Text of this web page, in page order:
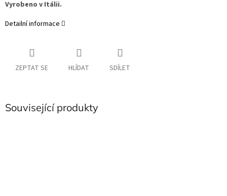
Vyrobeno v Itálii.
Detailní informace
ZEPTAT SE HLÍDAT SDÍLET
Související produkty